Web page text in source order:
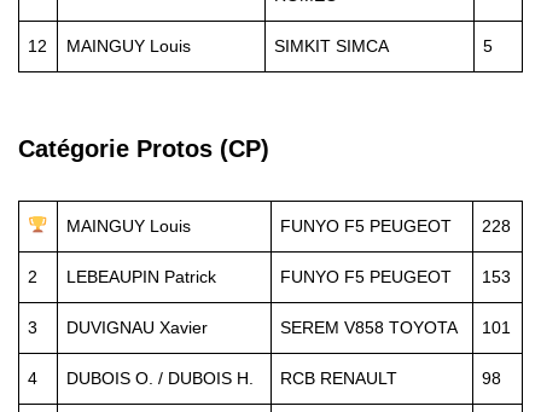
12 MAINGUY Louis SIMKIT SIMCA 5
Catégorie Protos (CP)
MAINGUY Louis FUNYO F5 PEUGEOT 228
2 LEBEAUPIN Patrick FUNYO F5 PEUGEOT 153
3 DUVIGNAU Xavier SEREM V858 TOYOTA 101
4 DUBOIS O. / DUBOIS H. RCB RENAULT 98